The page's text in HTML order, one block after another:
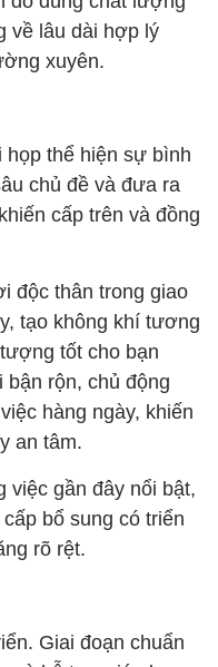
về lâu dài hợp lý
xuyên.
họp thể hiện sự bình
chủ đề và đưa ra
cấp trên và đồng
độc thân trong giao
tạo không khí tương
tốt cho bạn
rộn, chủ động
hàng ngày, khiến
an tâm.
việc gần đây nổi bật,
bổ sung có triển
rõ rệt.
Giai đoạn chuẩn